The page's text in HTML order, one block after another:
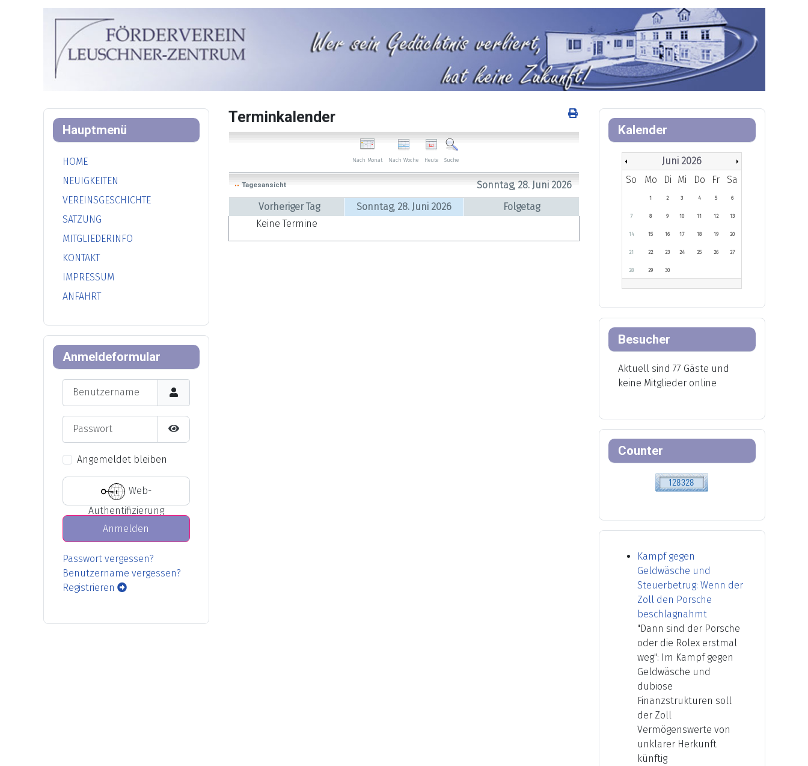
Hauptmenü
HOME
NEUIGKEITEN
VEREINSGESCHICHTE
SATZUNG
MITGLIEDERINFO
KONTAKT
IMPRESSUM
ANFAHRT
Anmeldeformular
Passwort
Passwort anzeigen
Angemeldet bleiben
Authentifizierung
Anmelden
Passwort vergessen?
Benutzername vergessen?
Registrieren
Terminkalender
Nach Monat Nach Woche Heute Suche
Tagesansicht
Sonntag, 28. Juni 2026
Vorheriger Tag
Sonntag, 28. Juni 2026
Folgetag
Keine Termine
Kalender
Juni 2026
So
Mo Di Mi Do Fr Sa
1 2 3 4 5 6
7 8 9 10 11 12 13
14 15 16 17 18 19 20
21 22 23 24 25 26 27
28 29 30
Besucher
Aktuell sind 77 Gäste und
keine Mitglieder online
Counter
Kampf gegen
Geldwäsche und
Steuerbetrug: Wenn der
Zoll den Porsche
beschlagnahmt
"Dann sind der Porsche
oder die Rolex erstmal
weg": Im Kampf gegen
Geldwäsche und
dubiose
Finanzstrukturen soll
der Zoll
Vermögenswerte von
unklarer Herkunft
künftig